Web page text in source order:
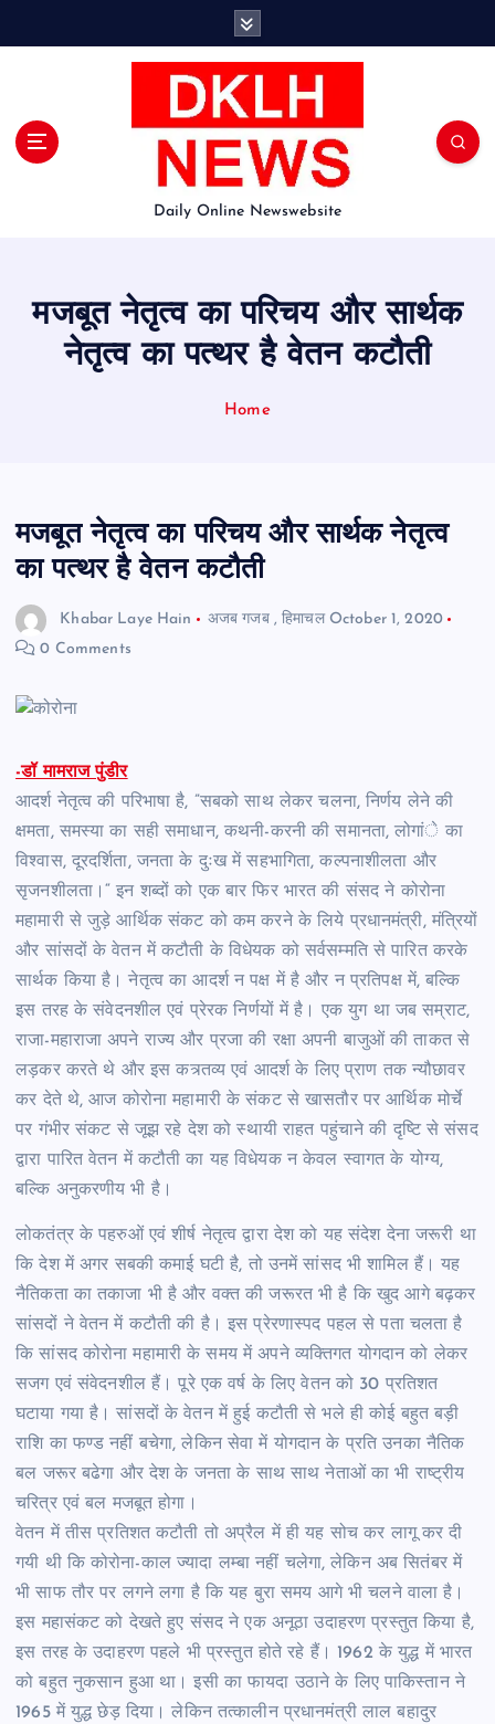
Daily Online Newswebsite
मजबूत नेतृत्व का परिचय और सार्थक
नेतृत्व का पत्थर है वेतन कटौती
Home
मजबूत नेतृत्व का परिचय और सार्थक नेतृत्व
का पत्थर है वेतन कटौती
Khabar Laye Hain अजब गजब,हिमाचल October 1, 2020
0 Comments
-डॉ मामराज पुंडीर
आदर्श नेतृत्व की परिभाषा है, ”सबको साथ लेकर चलना, निर्णय लेने की
क्षमता, समस्या का सही समाधान, कथनी-करनी की समानता, लोगांे का
विश्वास, दूरदर्शिता, जनता के दुःख में सहभागिता, कल्पनाशीलता और
सृजनशीलता।“ इन शब्दों को एक बार फिर भारत की संसद ने कोरोना
महामारी से जुड़े आर्थिक संकट को कम करने के लिये प्रधानमंत्री, मंत्रियों
और सांसदों के वेतन में कटौती के विधेयक को सर्वसम्मति से पारित करके
सार्थक किया है। नेतृत्व का आदर्श न पक्ष में है और न प्रतिपक्ष में, बल्कि
इस तरह के संवेदनशील एवं प्रेरक निर्णयों में है। एक युग था जब सम्राट,
राजा-महाराजा अपने राज्य और प्रजा की रक्षा अपनी बाजुओं की ताकत से
लड़कर करते थे और इस कत्र्तव्य एवं आदर्श के लिए प्राण तक न्यौछावर
कर देते थे, आज कोरोना महामारी के संकट से खासतौर पर आर्थिक मोर्चे
पर गंभीर संकट से जूझ रहे देश को स्थायी राहत पहुंचाने की दृष्टि से संसद
द्वारा पारित वेतन में कटौती का यह विधेयक न केवल स्वागत के योग्य,
बल्कि अनुकरणीय भी है।
लोकतंत्र के पहरुओं एवं शीर्ष नेतृत्व द्वारा देश को यह संदेश देना जरूरी था
कि देश में अगर सबकी कमाई घटी है, तो उनमें सांसद भी शामिल हैं। यह
नैतिकता का तकाजा भी है और वक्त की जरूरत भी है कि खुद आगे बढ़कर
सांसदों ने वेतन में कटौती की है। इस प्रेरणास्पद पहल से पता चलता है
कि सांसद कोरोना महामारी के समय में अपने व्यक्तिगत योगदान को लेकर
सजग एवं संवेदनशील हैं। पूरे एक वर्ष के लिए वेतन को 30 प्रतिशत
घटाया गया है। सांसदों के वेतन में हुई कटौती से भले ही कोई बहुत बड़ी
राशि का फण्ड नहीं बचेगा, लेकिन सेवा में योगदान के प्रति उनका नैतिक
बल जरूर बढेगा और देश के जनता के साथ साथ नेताओं का भी राष्ट्रीय
चरित्र एवं बल मजबूत होगा।
वेतन में तीस प्रतिशत कटौती तो अप्रैल में ही यह सोच कर लागू कर दी
गयी थी कि कोरोना-काल ज्यादा लम्बा नहीं चलेगा, लेकिन अब सितंबर में
भी साफ तौर पर लगने लगा है कि यह बुरा समय आगे भी चलने वाला है।
इस महासंकट को देखते हुए संसद ने एक अनूठा उदाहरण प्रस्तुत किया है,
इस तरह के उदाहरण पहले भी प्रस्तुत होते रहे हैं। 1962 के युद्ध में भारत
को बहुत नुकसान हुआ था। इसी का फायदा उठाने के लिए पाकिस्तान ने
1965 में युद्ध छेड़ दिया। लेकिन तत्कालीन प्रधानमंत्री लाल बहादुर